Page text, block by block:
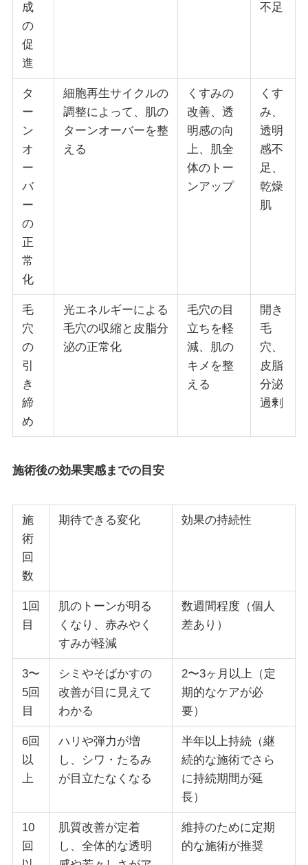
成
の
促
進
不足
タ
ー
ン
オ
ー
バ
ー
の
正
常
化
細胞再生サイクルの
調整によって、肌の
ターンオーバーを整
える
くすみの
改善、透
明感の向
上、肌全
体のトー
ンアップ
くす
み、
透明
感不
足、
乾燥
肌
毛
穴
の
引
き
締
め
光エネルギーによる
毛穴の収縮と皮脂分
泌の正常化
毛穴の目
立ちを軽
減、肌の
キメを整
える
開き
毛
穴、
皮脂
分泌
過剰
施術後の効果実感までの目安
施
術
回
数
期待できる変化 効果の持続性
1回
目
肌のトーンが明る
くなり、赤みやく
すみが軽減
数週間程度（個人
差あり）
3〜
5回
目
シミやそばかすの
改善が目に見えて
わかる
2〜3ヶ月以上（定
期的なケアが必
要）
6回
以
上
ハリや弾力が増
し、シワ・たるみ
が目立たなくなる
半年以上持続（継
続的な施術でさら
に持続期間が延
長）
10
回
肌質改善が定着
し、全体的な透明
維持のために定期
的な施術が推奨